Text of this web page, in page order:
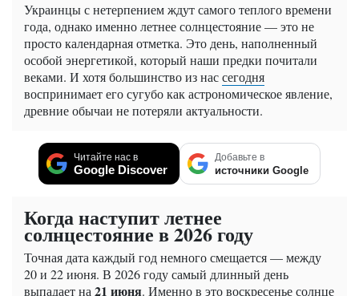
Украинцы с нетерпением ждут самого теплого времени
года, однако именно летнее солнцестояние — это не
просто календарная отметка. Это день, наполненный
особой энергетикой, который наши предки почитали
веками. И хотя большинство из нассегодня
воспринимает его сугубо как астрономическое явление,
древние обычаи не потеряли актуальности.
Читайте нас в
Google Discover
Добавьте в
источники Google
Когда наступит летнее
солнцестояние в 2026 году
Точная дата каждый год немного смещается — между
20 и 22 июня. В 2026 году самый длинный день
выпадает на21 июня. Именно в это воскресенье солнце